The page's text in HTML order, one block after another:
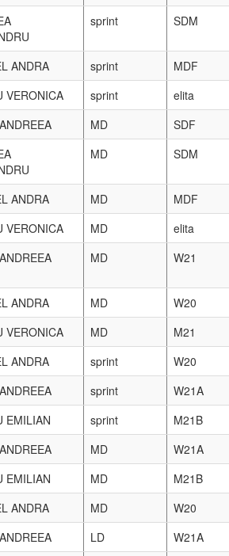
nostrii au alergat foarte bine.
a luat revansa fata de campionul
a castigat cu avans mare fata de locul
si Paul Brabiescu-seniori (timp de
Minoiu.
din Craiova, a fost castigat la
medalia de aur. In data de 2 mai s-a
locul II de Ionut Zinca. Andra Anghel a
I la M12.La proba cumulat: Locul I M12
Ionut Zinca-locul I si Ovidiu Mutiu
locul I seniori Ionut Zinca, locul II
în anul 2013
sprint SDF
sprint SDM